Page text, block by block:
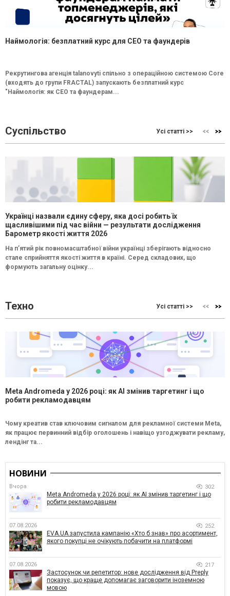
Наймологія: безплатний курс для CEO та фаундерів
Рекрутингова агенція talanovyti спільно з операційною системою Core
(входять до групи FRACTAL) запускають безплатний курс
"Наймологія: як СEO та фаундерам...
Суспільство Усі статті >>
Українці назвали єдину сферу, яка досі робить їх
щасливішими під час війни — результати дослідження
Барометр якості життя 2026
На п’ятий рік повномасштабної війни українці зберігають відносно
стале сприйняття якості життя в країні. Серед складових, що
формують загальну оцінку...
Техно Усі статті >>
Meta Andromeda у 2026 році: як AI змінив таргетинг і що
робити рекламодавцям
Чому креатив став ключовим сигналом для рекламної системи Meta,
як працює первинний відбір оголошень і навіщо узгоджувати рекламу,
лендінг та...
НОВИНИ
Вчора 302
Meta Andromeda у 2026 році: як AI змінив таргетинг і що
робити рекламодавцям
07.08.2026 252
EVA.UA запустила кампанію «Хто б знав» про асортимент,
якого покупці не очікують побачити на платформі
07.08.2026 217
Застосунок чи репетитор: нове дослідження від Preply
показує, що краще допомагає заговорити іноземною
мовою